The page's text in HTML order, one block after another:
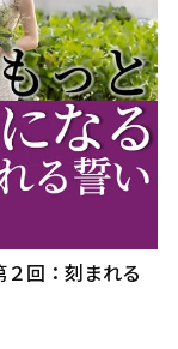
回：刻まれる